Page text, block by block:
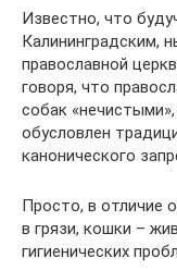
Известно, что
Калининградским,
православной
говоря, что
собак
обусловлен
канонического
Просто, в отличие
в грязи, кошки –
гигиенических